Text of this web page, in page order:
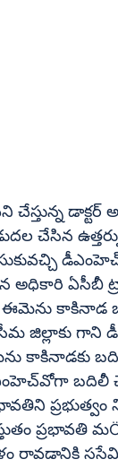
చేసిన
కాలం క్రితం
కాకినాడ
గాని డీఎంహెచ్‌వోగా
కాకినాడకు
ఇదిలా
రావడానికి